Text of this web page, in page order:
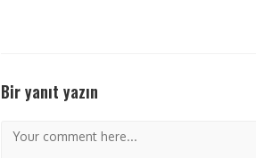
Bir yanıt yazın